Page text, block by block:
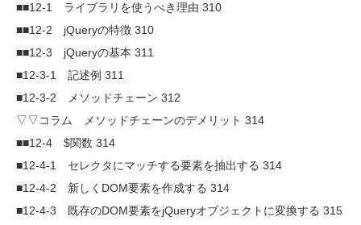
■■12-1 ライブラリを使うべき理由 310
■■12-2 jQueryの特徴 310
■■12-3 jQueryの基本 311
■12-3-1 記述例 311
■12-3-2 メソッドチェーン 312
▽▽コラム メソッドチェーンのデメリット 314
■■12-4 $関数 314
■12-4-1 セレクタにマッチする要素を抽出する 314
■12-4-2 新しくDOM要素を作成する 314
■12-4-3 既存のDOM要素をjQueryオブジェクトに変換する 315